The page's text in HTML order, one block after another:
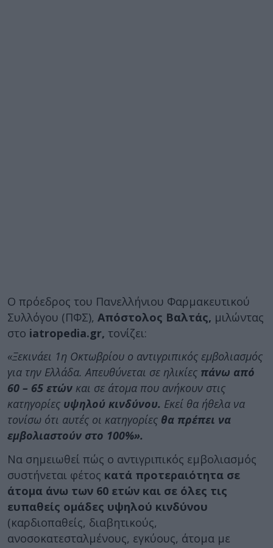
Ο πρόεδρος του Πανελλήνιου Φαρμακευτικού
Συλλόγου (ΠΦΣ), Απόστολος Βαλτάς, μιλώντας
στο iatropedia.gr, τονίζει:
«Ξεκινάει 1η Οκτωβρίου ο αντιγριπικός εμβολιασμός
για την Ελλάδα. Απευθύνεται σε ηλικίες πάνω από
60 – 65 ετών και σε άτομα που ανήκουν στις
κατηγορίες υψηλού κινδύνου. Εκεί θα ήθελα να
τονίσω ότι αυτές οι κατηγορίες θα πρέπει να
εμβολιαστούν στο 100%».
Να σημειωθεί πώς ο αντιγριπικός εμβολιασμός
συστήνεται φέτος κατά προτεραιότητα σε
άτομα άνω των 60 ετών και σε όλες τις
ευπαθείς ομάδες υψηλού κινδύνου
(καρδιοπαθείς, διαβητικούς,
ανοσοκατεσταλμένους, εγκύους, άτομα με